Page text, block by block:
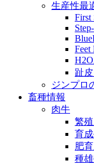
生産性最
First
Feet
趾
ジンプロ
畜種情報
肉牛
繁
育
肥
種